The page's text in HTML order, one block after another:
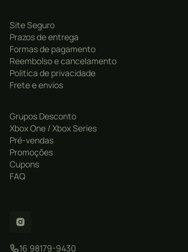
Site Seguro
Prazos de entrega
Formas de pagamento
Reembolso e cancelamento
Politica de privacidade
Frete e envíos
Grupos Desconto
Xbox One / Xbox Series
Pré-vendas
Promoções
Cupons
FAQ
16 98179-9430